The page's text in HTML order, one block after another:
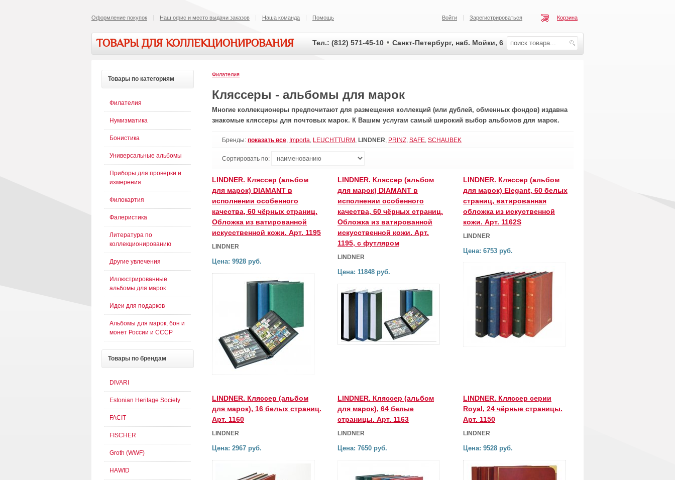
Оформление покупок Наш офис и место выдачи заказов Наша команда Помощь Корзина
Зарегистрироваться
Войти
ТОВАРЫ ДЛЯ КОЛЛЕКЦИОНИРОВАНИЯ Тел.: (812) 571-45-10 Санкт-Петербург, наб. Мойки, 6
Филателия
Кляссеры - альбомы для марок
Многие коллекционеры предпочитают для размещения коллекций (или дублей, обменных фондов) издавна
знакомые кляссеры для почтовых марок. К Вашим услугам самый широкий выбор альбомов для марок.
Бренды: показать все, Importa, LEUCHTTURM , LINDNER, PRINZ, SAFE, SCHAUBEK
Сортировать по:
LINDNER. Кляссер (альбом
для марок) DIAMANT в
исполнении особенного
качества, 60 чёрных страниц.
Обложка из ватированной
искусственной кожи. Арт. 1195
LINDNER
Цена: 9928 руб.
LINDNER. Кляссер (альбом
для марок) DIAMANT в
исполнении особенного
качества, 60 чёрных страниц.
Обложка из ватированной
искусственной кожи. Арт.
1195, с футляром
LINDNER
Цена: 11848 руб.
LINDNER. Кляссер (альбом
для марок) Elegant, 60 белых
страниц, ватированная
обложка из искуственной
кожи. Арт. 1162S
LINDNER
Цена: 6753 руб.
LINDNER. Кляссер (альбом
для марок), 16 белых страниц.
Арт. 1160
LINDNER
Цена: 2967 руб.
LINDNER. Кляссер (альбом
для марок), 64 белые
страницы. Арт. 1163
LINDNER
Цена: 7650 руб.
LINDNER. Кляссер серии
Royal, 24 чёрные страницы.
Арт. 1150
LINDNER
Цена: 9528 руб.
Товары по категориям
Филателия
Нумизматика
Бонистика
Универсальные альбомы
Приборы для проверки и
измерения
Филокартия
Фалеристика
Литература по
коллекционированию
Другие увлечения
Иллюстрированные
альбомы для марок
Идеи для подарков
Альбомы для марок, бон и
монет России и СССР
Товары по брендам
DIVARI
Estonian Heritage Society
FACIT
FISCHER
Groth (WWF)
HAWID